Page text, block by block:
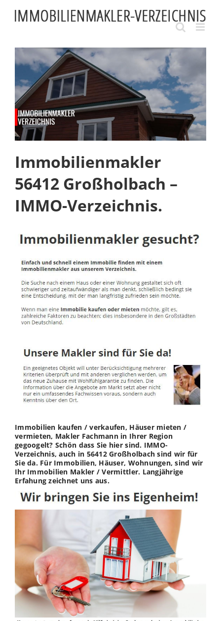
content
Immobilienmakler
56412 Großholbach –
IMMO-Verzeichnis.
Immobilien kaufen / verkaufen, Häuser mieten /
vermieten, Makler Fachmann in Ihrer Region
gegoogelt? Schön dass Sie hier sind. IMMO-
Verzeichnis, auch in 56412 Großholbach sind wir für
Sie da. Für Immobilien, Häuser, Wohnungen, sind wir
Ihr Immobilien Makler / Vermittler. Langjährige
Erfahung zeichnet uns aus.